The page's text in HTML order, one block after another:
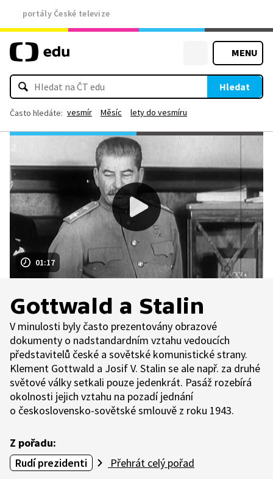
portály České televize
MENU
Hledat
Často hledáte: vesmír Měsíc lety do vesmíru
01:17
Gottwald a Stalin
V minulosti byly často prezentovány obrazové
dokumenty o nadstandardním vztahu vedoucích
představitelů české a sovětské komunistické strany.
Klement Gottwald a Josif V. Stalin se ale např. za druhé
světové války setkali pouze jedenkrát. Pasáž rozebírá
okolnosti jejich vztahu na pozadí jednání
o československo-sovětské smlouvě z roku 1943.
Z pořadu:
Rudí prezidenti
Přehrát celý pořad